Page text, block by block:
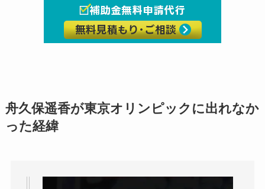
舟久保遥香が東京オリンピックに出れなか
った経緯